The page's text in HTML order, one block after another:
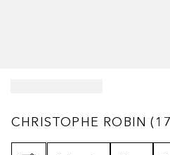
CHRISTOPHE ROBIN
CHRISTOPHE ROBIN (17